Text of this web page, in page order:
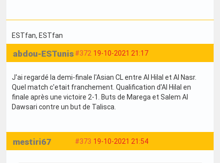
ESTfan, ESTfan
#372 19-10-2021 21:17
abdou-ESTunis
J'ai regardé la demi-finale l'Asian CL entre Al Hilal et Al Nasr.
Quel match c'etait franchement. Qualification d'Al Hilal en
finale après une victoire 2-1. Buts de Marega et Salem Al
Dawsari contre un but de Talisca.
#373 19-10-2021 21:54
mestiri67